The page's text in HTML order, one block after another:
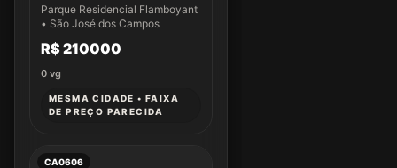
Parque Residencial Flamboyant
• São José dos Campos
R$ 210000
0 vg
MESMA CIDADE • FAIXA
DE PREÇO PARECIDA
CA0606